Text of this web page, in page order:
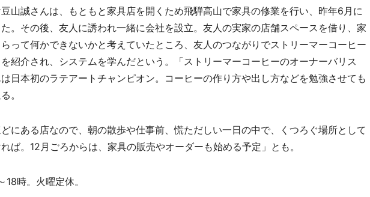
山誠さんは、もともと家具店を開くため飛騨高山で家具の修業を行い、昨年6月に
。その後、友人に誘われ一緒に会社を設立。友人の実家の店舗スペースを借り、家
って何かできないかと考えていたところ、友人のつながりでストリーマーコーヒー
を紹介され、システムを学んだという。「ストリーマーコーヒーのオーナーバリス
日本初のラテアートチャンピオン。コーヒーの作り方や出し方などを勉強させても
。
にある店なので、朝の散歩や仕事前、慌ただしい一日の中で、くつろぐ場所として
ば。12月ごろからは、家具の販売やオーダーも始める予定」とも。
時。火曜定休。